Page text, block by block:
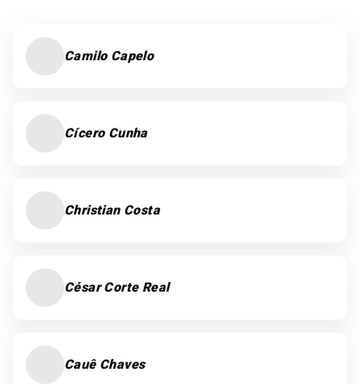
Camilo Capelo
Cícero Cunha
Christian Costa
César Corte Real
Cauê Chaves